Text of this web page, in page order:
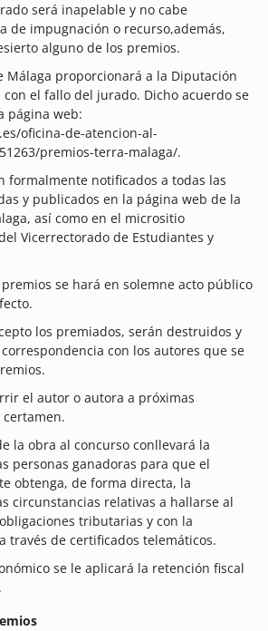
será inapelable y no cabe
de impugnación o recurso,además,
alguno de los premios.
Málaga proporcionará a la Diputación
con el fallo del jurado. Dicho acuerdo se
página web:
oficina-de-atencion-al-
premios-terra-malaga/.
formalmente notificados a todas las
y publicados en la página web de la
así como en el micrositio
Vicerrectorado de Estudiantes y
se hará en solemne acto público
los premiados, serán destruidos y
con los autores que se
el autor o autora a próximas
la obra al concurso conllevará la
personas ganadoras para que el
obtenga, de forma directa, la
circunstancias relativas a hallarse al
tributarias y con la
través de certificados telemáticos.
se le aplicará la retención fiscal